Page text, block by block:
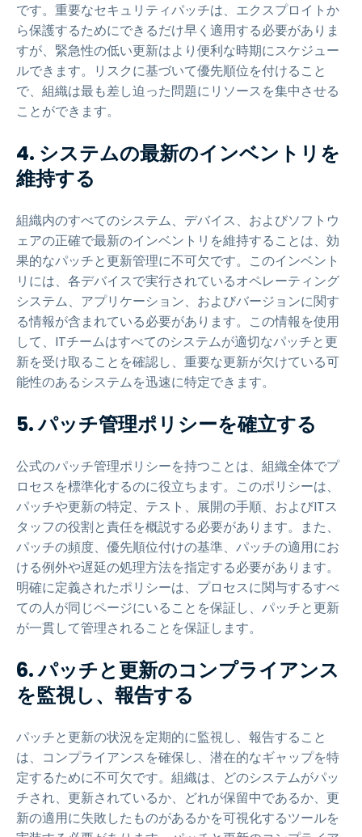
です。重要なセキュリティパッチは、エクスプロイトか
ら保護するためにできるだけ早く適用する必要がありま
すが、緊急性の低い更新はより便利な時期にスケジュー
ルできます。リスクに基づいて優先順位を付けること
で、組織は最も差し迫った問題にリソースを集中させる
ことができます。
4. システムの最新のインベントリを
維持する
組織内のすべてのシステム、デバイス、およびソフトウ
ェアの正確で最新のインベントリを維持することは、効
果的なパッチと更新管理に不可欠です。このインベント
リには、各デバイスで実行されているオペレーティング
システム、アプリケーション、およびバージョンに関す
る情報が含まれている必要があります。この情報を使用
して、ITチームはすべてのシステムが適切なパッチと更
新を受け取ることを確認し、重要な更新が欠けている可
能性のあるシステムを迅速に特定できます。
5. パッチ管理ポリシーを確立する
公式のパッチ管理ポリシーを持つことは、組織全体でプ
ロセスを標準化するのに役立ちます。このポリシーは、
パッチや更新の特定、テスト、展開の手順、およびITス
タッフの役割と責任を概説する必要があります。また、
パッチの頻度、優先順位付けの基準、パッチの適用にお
ける例外や遅延の処理方法を指定する必要があります。
明確に定義されたポリシーは、プロセスに関与するすべ
ての人が同じページにいることを保証し、パッチと更新
が一貫して管理されることを保証します。
6. パッチと更新のコンプライアンス
を監視し、報告する
パッチと更新の状況を定期的に監視し、報告すること
は、コンプライアンスを確保し、潜在的なギャップを特
定するために不可欠です。組織は、どのシステムがパッ
チされ、更新されているか、どれが保留中であるか、更
新の適用に失敗したものがあるかを可視化するツールを